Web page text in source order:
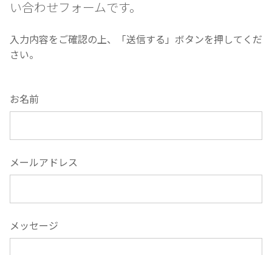
い合わせフォームです。
入力内容をご確認の上、「送信する」ボタンを押してくだ
さい。
お名前
メールアドレス
メッセージ